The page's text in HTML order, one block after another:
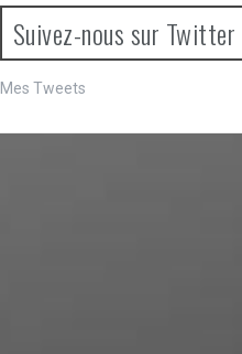
Suivez-nous sur Twitter
Mes Tweets